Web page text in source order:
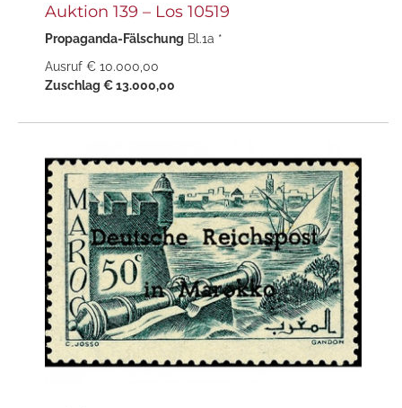
Auktion 139 – Los 10519
Propaganda-Fälschung Bl.1a *
Ausruf € 10.000,00
Zuschlag € 13.000,00